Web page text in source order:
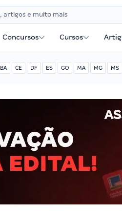
Concursos Cursos
BA CE DF ES GO MA MG MS